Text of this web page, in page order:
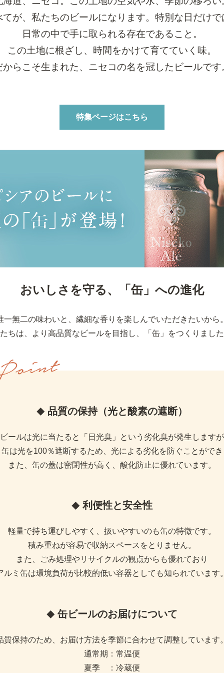
てが、私たちのビールになります。特別な日だけで
日常の中で手に取られる存在であること。
この土地に根ざし、時間をかけて育てていく味。
からこそ生まれた、ニセコの名を冠したビールです
特集ページはこちら
おいしさを守る、「缶」への進化
一無二の味わいと、繊細な香りを楽しんでいただきたいから
ちは、より高品質なビールを目指し、「缶」をつくりまし
品質の保持（光と酸素の遮断）
ビールは光に当たると「日光臭」という劣化臭が発生しますが
は光を100％遮断するため、光による劣化を防ぐことがで
また、缶の蓋は密閉性が高く、酸化防止に優れています。
利便性と安全性
軽量で持ち運びしやすく、扱いやすいのも缶の特徴です。
積み重ねが容易で収納スペースをとりません。
また、ごみ処理やリサイクルの観点からも優れており
ルミ缶は環境負荷が比較的低い容器としても知られています
缶ビールのお届けについて
質保持のため、お届け方法を季節に合わせて調整しています
通常期：常温便
夏季 ：冷蔵便